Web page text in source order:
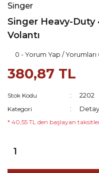
Singer
Singer Heavy-Duty
Volantı
0 - Yorum Yap / Yorumları
380,87 TL
Stok Kodu 2202
Kategori
* 40,55 TL den başlayan